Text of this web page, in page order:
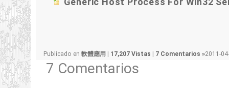
Publicado en 軟體應用 17,207 Vistas 7 Comentarios »2011-
7 Comentarios